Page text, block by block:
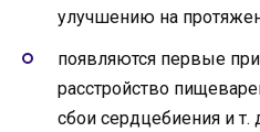
улучшению на
появляются первые
расстройство
сбои сердцебиения и т.